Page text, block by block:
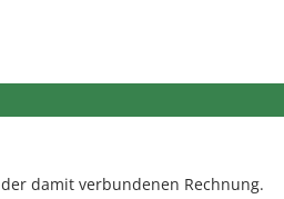
damit verbundenen Rechnung.